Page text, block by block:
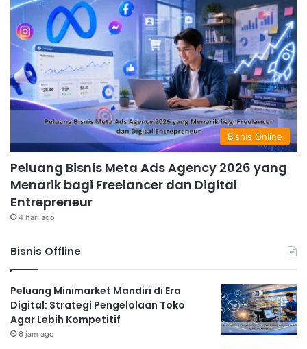
Bisnis Online
Peluang Bisnis Meta Ads Agency 2026 yang
Menarik bagi Freelancer dan Digital
Entrepreneur
4 hari ago
Bisnis Offline
Peluang Minimarket Mandiri di Era
Digital: Strategi Pengelolaan Toko
Agar Lebih Kompetitif
6 jam ago